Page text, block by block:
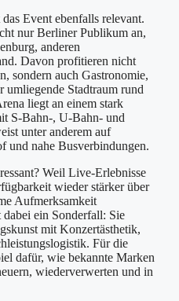
Event ebenfalls relevant.
nur Berliner Publikum an,
anderen
Davon profitieren nicht
sondern auch Gastronomie,
Stadtraum rund
liegt an einem stark
S-Bahn-, U-Bahn- und
unter anderem auf
und nahe Busverbindungen.
Weil Live-Erlebnisse
wieder stärker über
Aufmerksamkeit
ein Sonderfall: Sie
mit Konzertästhetik,
Für die
dafür, wie bekannte Marken
wiederverwerten und in